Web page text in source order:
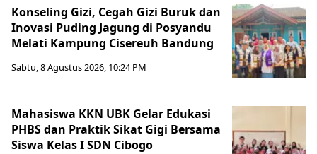
Konseling Gizi, Cegah Gizi Buruk dan
Inovasi Puding Jagung di Posyandu
Melati Kampung Cisereuh Bandung
Sabtu, 8 Agustus 2026, 10:24 PM
Mahasiswa KKN UBK Gelar Edukasi
PHBS dan Praktik Sikat Gigi Bersama
Siswa Kelas I SDN Cibogo